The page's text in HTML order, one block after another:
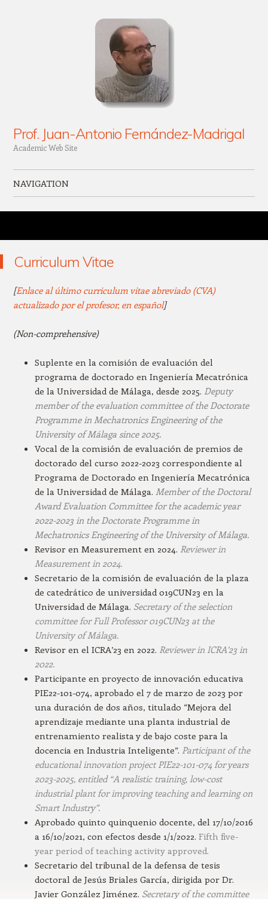
Prof. Juan-Antonio Fernández-Madrigal
Academic Web Site
NAVIGATION
Curriculum Vitae
[Enlace al último curriculum vitae abreviado (CVA)
actualizado por el profesor, en español]
(Non-comprehensive)
Suplente en la comisión de evaluación del
programa de doctorado en Ingeniería Mecatrónica
de la Universidad de Málaga, desde 2025. Deputy
member of the evaluation committee of the Doctorate
Programme in Mechatronics Engineering of the
University of Málagasince 2025.
Vocal de la comisión de evaluación de premios de
doctorado del curso 2022-2023 correspondiente al
Programa de Doctorado en Ingeniería Mecatrónica
de la Universidad de Málaga. Member of the Doctoral
Award Evaluation Committee for the academic year
2022-2023 in the Doctorate Programme in
Mechatronics Engineering of the University of Málaga.
Revisor en Measurement en 2024. Reviewer in
Measurement in 2024.
Secretario de la comisión de evaluación de la plaza
de catedrático de universidad 019CUN23 en la
Universidad de Málaga. Secretary of the selection
committee for Full Professor 019CUN23 at the
University of Málaga.
Revisor en el ICRA’23 en 2022. Reviewer in ICRA’23 in
2022.
Participante en proyecto de innovación educativa
PIE22-101-074, aprobado el 7 de marzo de 2023 por
una duración de dos años, titulado “Mejora del
aprendizaje mediante una planta industrial de
entrenamiento realista y de bajo coste para la
docencia en Industria Inteligente”. Participant of the
educational innovation project PIE22-101-074 for years
2023-2025, entitled “A realistic training, low-cost
industrial plant for improving teaching and learning on
Smart Industry”.
Aprobado quinto quinquenio docente, del 17/10/2016
a 16/10/2021, con efectos desde 1/1/2022. Fifth five-
year period of teaching activity approved.
Secretario del tribunal de la defensa de tesis
doctoral de Jesús Briales García, dirigida por Dr.
Javier González Jiménez. Secretary of the committee